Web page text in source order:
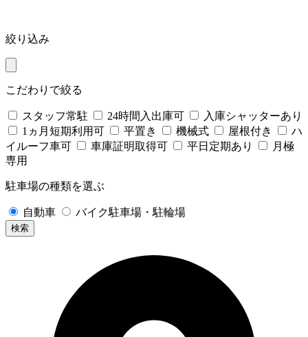
絞り込み
こだわりで絞る
スタッフ常駐 24時間入出庫可
入庫シャッターあり
1ヵ月短期利用可
平置き 機械式 屋根付き
ハ
イルーフ車可
車庫証明取得可 平日定期あり
月極
専用
駐車場の種類を選ぶ
自動車 バイク駐車場・駐輪場
検索